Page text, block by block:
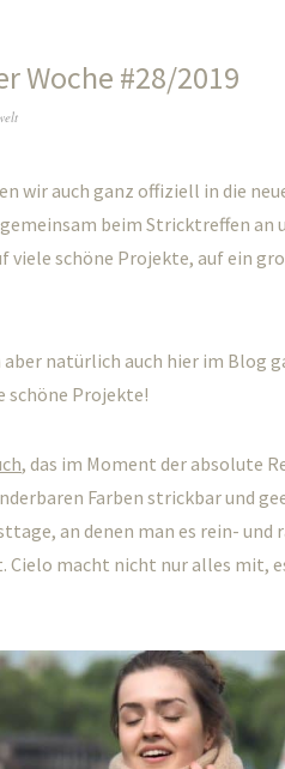
Woche #28/2019
wir auch ganz offiziell in die
beim Stricktreffen an
viele schöne Projekte, auf ein
natürlich auch hier im Blog
schöne Projekte!
, das im Moment der absolute
Farben strickbar und
an denen man es rein-
Cielo macht nicht nur alles mit,